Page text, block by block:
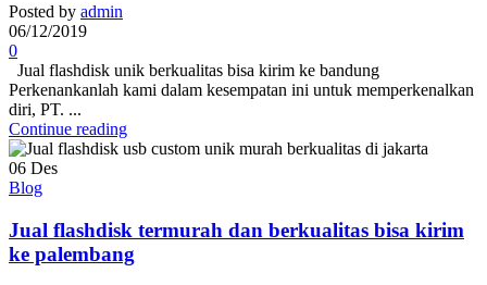
Posted by admin
06/12/2019
0
Jual flashdisk unik berkualitas bisa kirim ke bandung
Perkenankanlah kami dalam kesempatan ini untuk memperkenalkan
diri, PT. ...
Continue reading
06 Des
Blog
Jual flashdisk termurah dan berkualitas bisa kirim
ke palembang